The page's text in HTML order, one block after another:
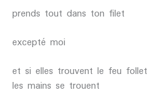
prends tout dans ton filet
excepté moi
et si elles trouvent le feu follet
les mains se trouent